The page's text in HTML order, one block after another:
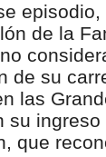
de la
de su
las
su ingreso
que